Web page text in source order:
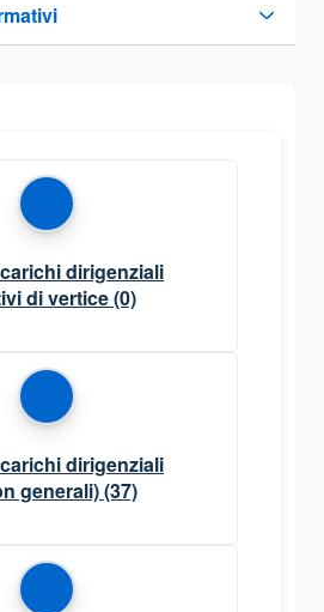
dirigenziali
di vertice(0)
dirigenziali
generali)(37)